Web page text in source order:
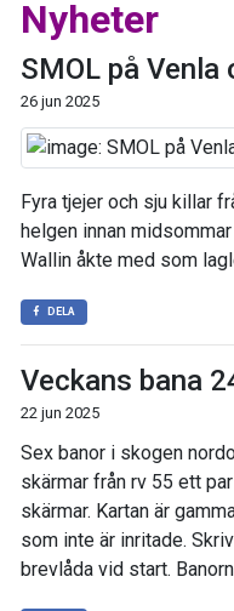
Nyheter
SMOL på Venla
26 jun 2025
Fyra tjejer och sju killar
helgen innan
Wallin åkte med som
DELA
Veckans bana
22 jun 2025
Sex banor i skogen
skärmar från rv 55 ett
skärmar. Kartan är
som inte är inritade.
brevlåda vid start.